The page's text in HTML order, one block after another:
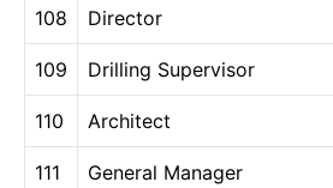
108 Director
109 Drilling Supervisor
110 Architect
111 General Manager